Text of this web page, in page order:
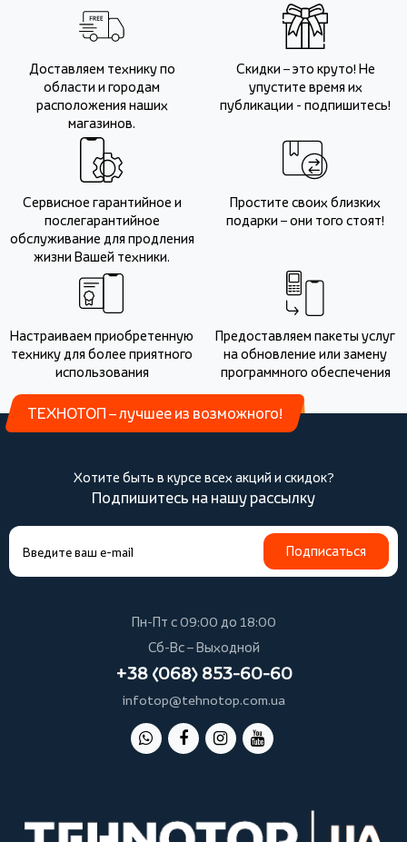
Доставляем технику по
области и городам
расположения наших
магазинов.
Скидки – это круто! Не
упустите время их
публикации - подпишитесь!
Сервисное гарантийное и
послегарантийное
обслуживание для продления
жизни Вашей техники.
Простите своих близких
подарки – они того стоят!
Настраиваем приобретенную
технику для более приятного
использования
Предоставляем пакеты услуг
на обновление или замену
программного обеспечения
ТЕХНОТОП – лучшее из возможного!
Хотите быть в курсе всех акций и скидок?
Подпишитесь на нашу рассылку
Подписаться
Пн-Пт с 09:00 до 18:00
Сб-Вс – Выходной
+38 (068) 853-60-60
infotop@tehnotop.com.ua